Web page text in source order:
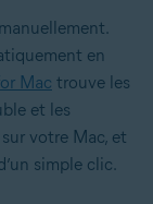
en
Mac trouve les
et les
votre Mac, et
simple clic.